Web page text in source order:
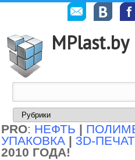
MPlast.by
PRO: НЕФТЬ |
УПАКОВКА | 3D-
2010 ГОДА!